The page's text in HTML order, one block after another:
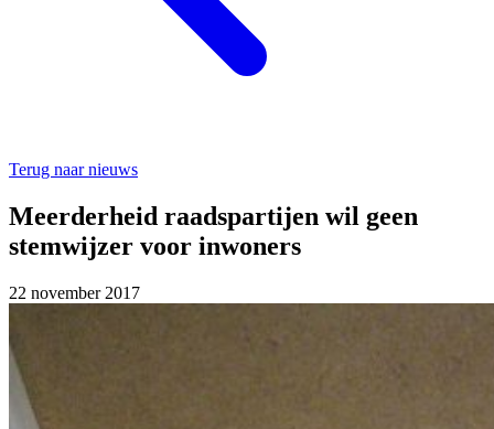
Terug naar nieuws
Meerderheid raadspartijen wil geen
stemwijzer voor inwoners
22 november 2017